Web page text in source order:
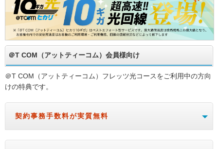
＠T COM（アットティーコム）会員様向け
＠T COM（アットティーコム）フレッツ光コースをご利用中の方向
けの特典です。
契約事務手数料が実質無料